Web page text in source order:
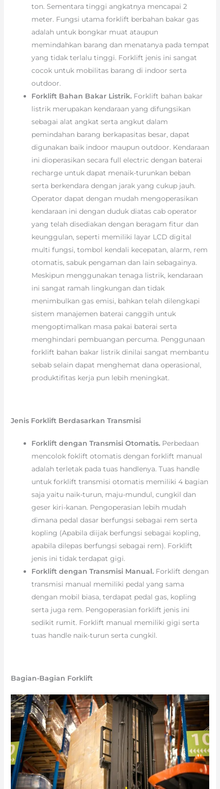
ton. Sementara tinggi angkatnya mencapai 2
meter. Fungsi utama forklift berbahan bakar gas
adalah untuk bongkar muat ataupun
memindahkan barang dan menatanya pada tempat
yang tidak terlalu tinggi. Forklift jenis ini sangat
cocok untuk mobilitas barang di indoor serta
outdoor.
Forklift Bahan Bakar Listrik. Forklift bahan bakar
listrik merupakan kendaraan yang difungsikan
sebagai alat angkat serta angkut dalam
pemindahan barang berkapasitas besar, dapat
digunakan baik indoor maupun outdoor. Kendaraan
ini dioperasikan secara full electric dengan baterai
recharge untuk dapat menaik-turunkan beban
serta berkendara dengan jarak yang cukup jauh.
Operator dapat dengan mudah mengoperasikan
kendaraan ini dengan duduk diatas cab operator
yang telah disediakan dengan beragam fitur dan
keunggulan, seperti memiliki layar LCD digital
multi fungsi, tombol kendali kecepatan, alarm, rem
otomatis, sabuk pengaman dan lain sebagainya.
Meskipun menggunakan tenaga listrik, kendaraan
ini sangat ramah lingkungan dan tidak
menimbulkan gas emisi, bahkan telah dilengkapi
sistem manajemen baterai canggih untuk
mengoptimalkan masa pakai baterai serta
menghindari pembuangan percuma. Penggunaan
forklift bahan bakar listrik dinilai sangat membantu
sebab selain dapat menghemat dana operasional,
produktifitas kerja pun lebih meningkat.
Jenis Forklift Berdasarkan Transmisi
Forklift dengan Transmisi Otomatis. Perbedaan
mencolok foklift otomatis dengan forklift manual
adalah terletak pada tuas handlenya. Tuas handle
untuk forklift transmisi otomatis memiliki 4 bagian
saja yaitu naik-turun, maju-mundul, cungkil dan
geser kiri-kanan. Pengoperasian lebih mudah
dimana pedal dasar berfungsi sebagai rem serta
kopling (Apabila diijak berfungsi sebagai kopling,
apabila dilepas berfungsi sebagai rem). Forklift
jenis ini tidak terdapat gigi.
Forklift dengan Transmisi Manual.Forklift dengan
transmisi manual memiliki pedal yang sama
dengan mobil biasa, terdapat pedal gas, kopling
serta juga rem. Pengoperasian forklift jenis ini
sedikit rumit. Forklift manual memiliki gigi serta
tuas handle naik-turun serta cungkil.
Bagian-Bagian Forklift